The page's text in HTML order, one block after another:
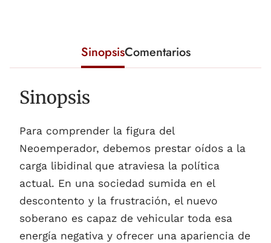
SinopsisComentarios
Sinopsis
Para comprender la figura del
Neoemperador, debemos prestar oídos a la
carga libidinal que atraviesa la política
actual. En una sociedad sumida en el
descontento y la frustración, el nuevo
soberano es capaz de vehicular toda esa
energía negativa y ofrecer una apariencia de